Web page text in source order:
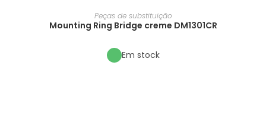
Peças de substituição
Mounting Ring Bridge creme DM1301CR
Em stock